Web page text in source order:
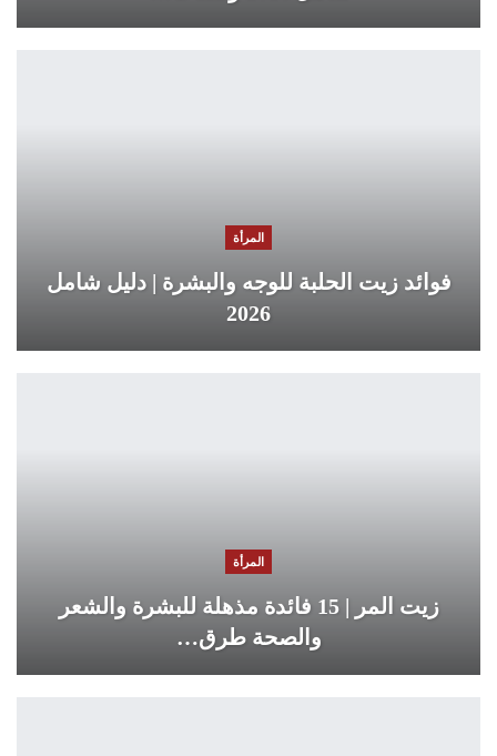
المرأة
فوائد زيت الحلبة للوجه والبشرة | دليل شامل
2026
المرأة
زيت المر | 15 فائدة مذهلة للبشرة والشعر
والصحة طرق…